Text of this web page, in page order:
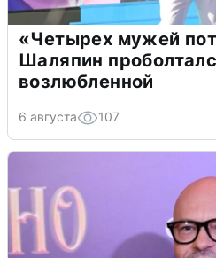
«Четырех мужей
Шаляпин
возлюбленной
6 августа 107